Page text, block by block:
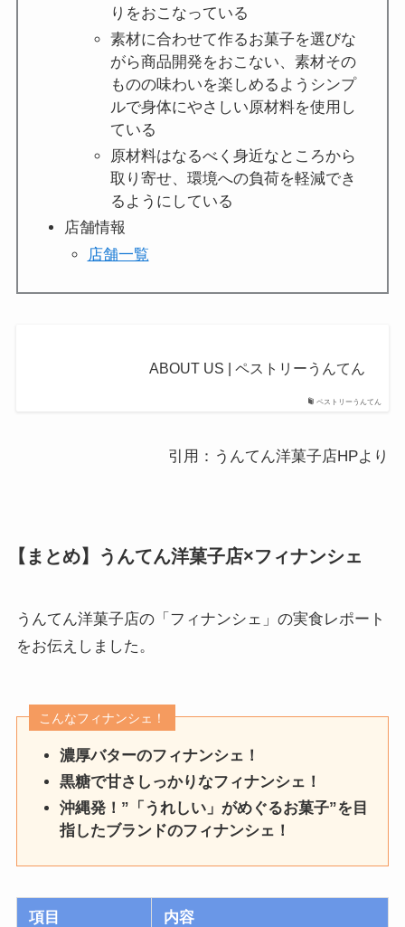
りをおこなっている
素材に合わせて作るお菓子を選びな
がら商品開発をおこない、素材その
ものの味わいを楽しめるようシンプ
ルで身体にやさしい原材料を使用し
ている
原材料はなるべく身近なところから
取り寄せ、環境への負荷を軽減でき
るようにしている
店舗情報
店舗一覧
ペストリーうんてん
ABOUT US | ペストリーうんてん
引用：うんてん洋菓子店HPより
【まとめ】うんてん洋菓子店×フィナンシェ
うんてん洋菓子店の「フィナンシェ」の実食レポート
をお伝えしました。
こんなフィナンシェ！
濃厚バターのフィナンシェ！
黒糖で甘さしっかりなフィナンシェ！
沖縄発！”「うれしい」がめぐるお菓子”を目
指したブランドのフィナンシェ！
項目 内容